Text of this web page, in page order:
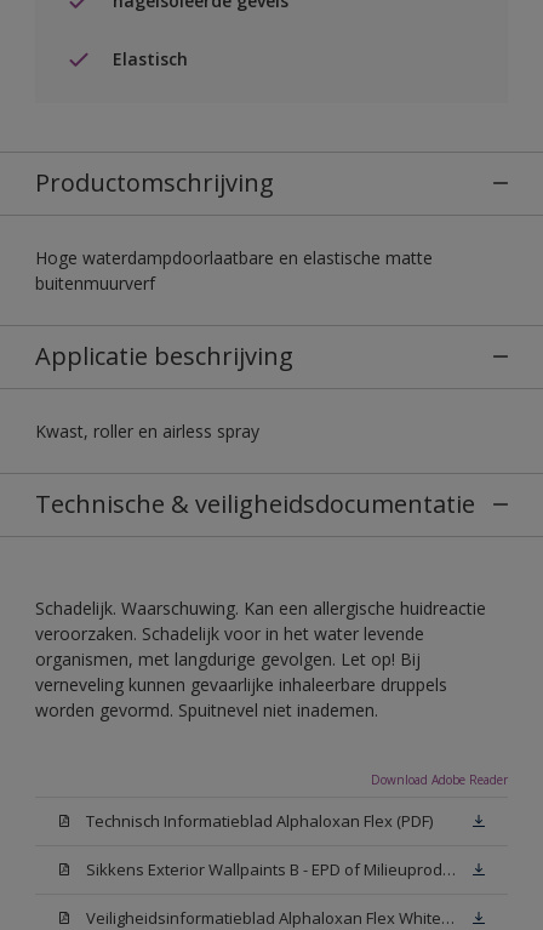
Elastisch
Productomschrijving
Hoge waterdampdoorlaatbare en elastische matte
buitenmuurverf
Applicatie beschrijving
Kwast, roller en airless spray
Technische & veiligheidsdocumentatie
Schadelijk. Waarschuwing. Kan een allergische huidreactie
veroorzaken. Schadelijk voor in het water levende
organismen, met langdurige gevolgen. Let op! Bij
verneveling kunnen gevaarlijke inhaleerbare druppels
worden gevormd. Spuitnevel niet inademen.
Download Adobe Reader
Technisch Informatieblad Alphaloxan Flex (PDF)
Sikkens Exterior Wallpaints B - EPD of Milieuproductverklaring
Veiligheidsinformatieblad Alphaloxan Flex White W05 (MSDS)